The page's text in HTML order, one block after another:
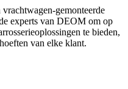
gemonteerde
experts van DEOM om op
te bieden,
van elke klant.